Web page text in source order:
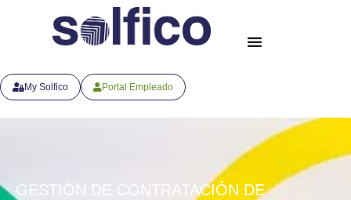
My Solfico Portal Empleado
GESTIÓN DE CONTRATACIÓN DE